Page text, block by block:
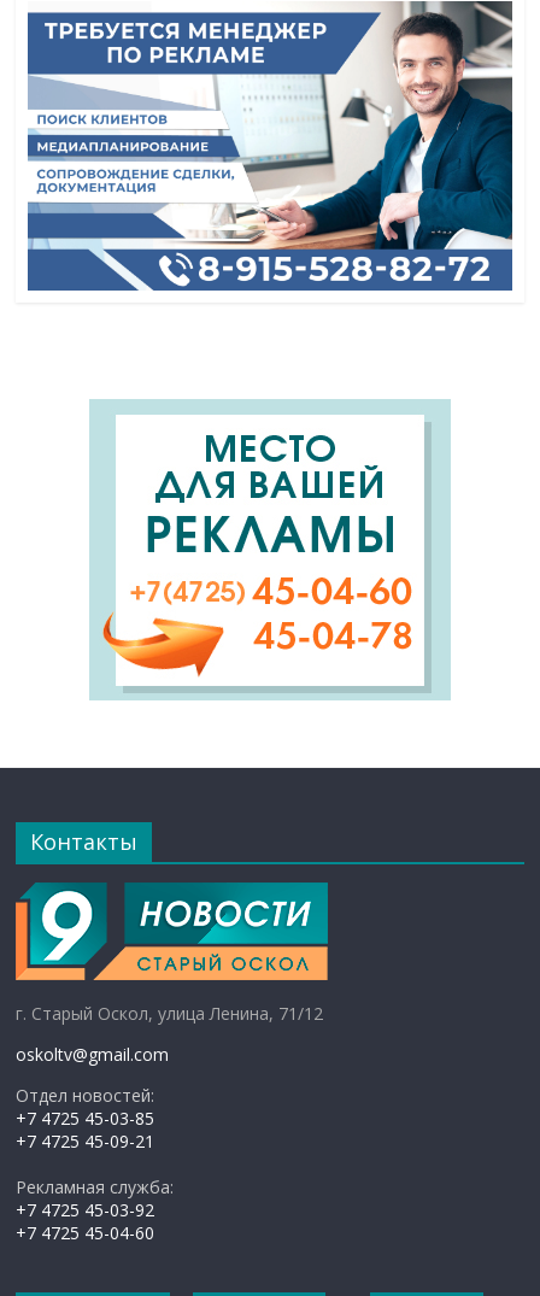
Контакты
г. Старый Оскол, улица Ленина, 71/12
oskoltv@gmail.com
Отдел новостей:
+7 4725 45-03-85
+7 4725 45-09-21
Рекламная служба:
+7 4725 45-03-92
+7 4725 45-04-60